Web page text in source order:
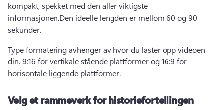
kompakt, spekket med den aller viktigste
informasjonen.Den ideelle lengden er mellom 60 og 90
sekunder.
Type formatering avhenger av hvor du laster opp videoen
din. 9:16 for vertikale stående plattformer og 16:9 for
horisontale liggende plattformer.
Velg et rammeverk for historiefortellingen